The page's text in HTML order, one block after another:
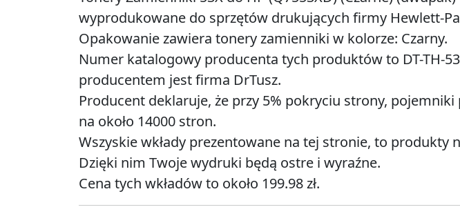
wyprodukowane do sprzętów drukujących firmy Hewlett-
Opakowanie zawiera tonery zamienniki w kolorze: Czarny.
Numer katalogowy producenta tych produktów to DT-TH-
producentem jest firma DrTusz.
Producent deklaruje, że przy 5% pokryciu strony,
na około 14000 stron.
Wszyskie wkłady prezentowane na tej stronie, to produkty
Dzięki nim Twoje wydruki będą ostre i wyraźne.
Cena tych wkładów to około 199.98 zł.